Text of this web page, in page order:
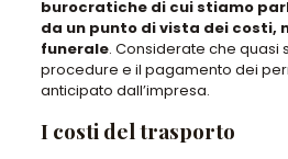
burocratiche di cui stiamo
da un punto di vista dei costi,
funerale. Considerate che quasi
procedure e il pagamento dei
anticipato dall’impresa.
I costi del trasporto